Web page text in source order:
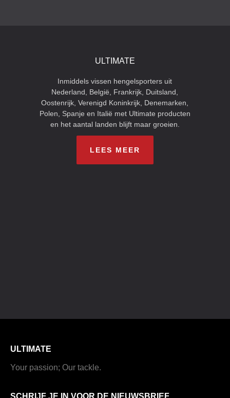
ULTIMATE
Inmiddels vissen hengelsporters uit
Nederland, België, Frankrijk, Duitsland,
Oostenrijk, Verenigd Koninkrijk, Denemarken,
Polen, Spanje en Italië met Ultimate producten
en het aantal landen blijft maar groeien.
LEES MEER
ULTIMATE
Your passion; Our tackle.
SCHRIJF JE IN VOOR DE NIEUWSBRIEF